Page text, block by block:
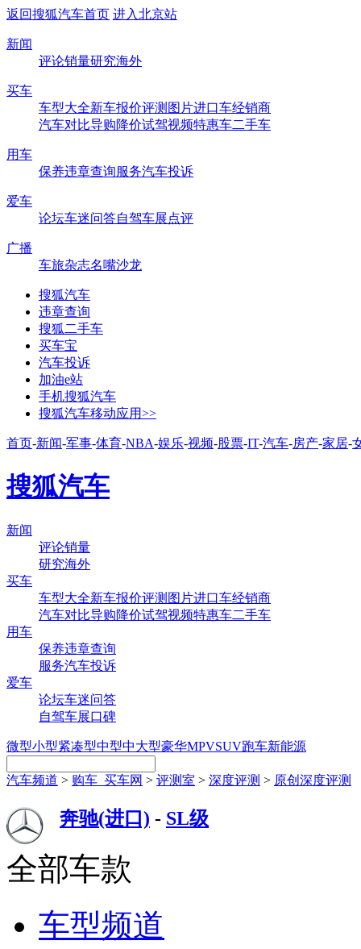
返回搜狐汽车首页 进入北京站
新闻
评论销量研究海外
买车
车型大全新车报价评测 图片进口车经销商
汽车对比导购降价试驾视频特惠车二手车
用车
保养违章查询服务汽车投诉
爱车
论坛车迷问答自驾车展点评
广播
车旅杂志名嘴沙龙
搜狐汽车
违章查询
搜狐二手车
买车宝
汽车投诉
加油e站
手机搜狐汽车
搜狐汽车移动应用>>
首页-新闻-军事-体育-NBA-娱乐-视频-股票-IT-汽车-房产-家居-
搜狐汽车
新闻
评论销量
研究海外
买车
车型大全新车报价评测 图片进口车经销商
汽车对比导购降价试驾视频特惠车二手车
用车
保养违章查询
服务汽车投诉
爱车
论坛车迷问答
自驾车展口碑
微型小型紧凑型中型中大型豪华MPVSUV跑车新能源
汽车频道 > 购车_买车网 > 评测室 > 深度评测 > 原创深度评测
奔驰(进口) - SL级
全部车款
车型频道